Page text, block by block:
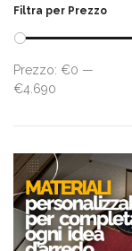
Filtra per Prezzo
Prezzo
Min
Prezzo
Max
Prezzo: €0 —
€4.690